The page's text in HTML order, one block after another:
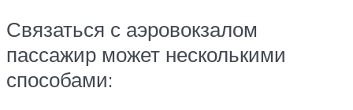
Связаться с аэровокзалом
пассажир может несколькими
способами: